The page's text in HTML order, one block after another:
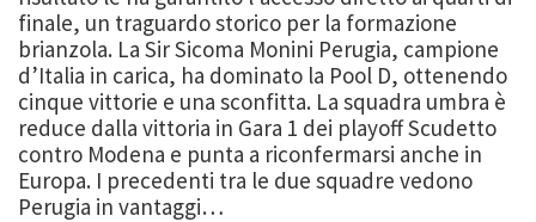
finale, un traguardo storico per la formazione
brianzola. La Sir Sicoma Monini Perugia, campione
d’Italia in carica, ha dominato la Pool D, ottenendo
cinque vittorie e una sconfitta. La squadra umbra è
reduce dalla vittoria in Gara 1 dei playoff Scudetto
contro Modena e punta a riconfermarsi anche in
Europa. I precedenti tra le due squadre vedono
Perugia in vantaggi…